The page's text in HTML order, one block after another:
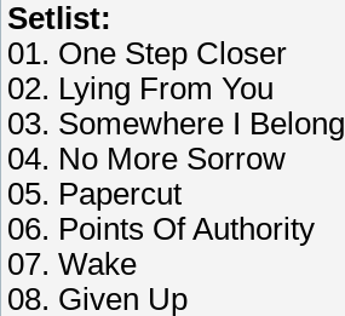
Setlist:
01. One Step Closer
02. Lying From You
03. Somewhere I Belong
04. No More Sorrow
05. Papercut
06. Points Of Authority
07. Wake
08. Given Up